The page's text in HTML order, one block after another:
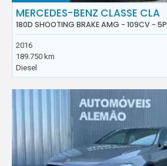
MERCEDES-BENZ CLASSE CLA
180D SHOOTING BRAKE AMG - 109CV - 5P
2016
189.750 km
Diesel